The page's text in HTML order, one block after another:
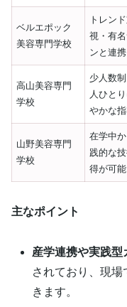
ベルエポック
美容専門学校
トレン
視・有
ンと連携
高山美容専門
学校
少人数
人ひと
やかな
山野美容専門
学校
在学中
践的な
得が可能
主なポイント
産学連携や実践型
されており、現
きます。